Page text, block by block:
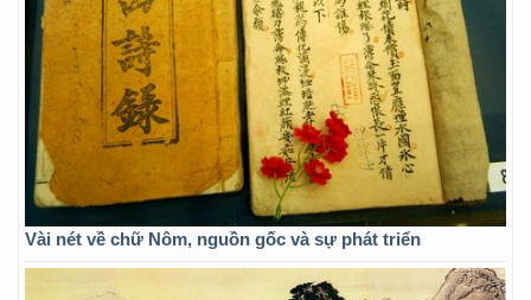
Vài nét về chữ Nôm, nguồn gốc và sự phát triển